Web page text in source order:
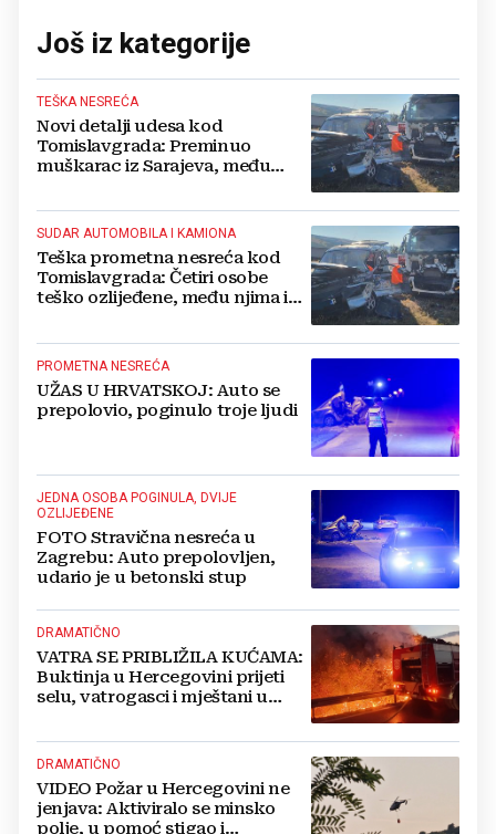
Još iz kategorije
TEŠKA NESREĆA
Novi detalji udesa kod
Tomislavgrada: Preminuo
muškarac iz Sarajeva, među
SUDAR AUTOMOBILA I KAMIONA
Teška prometna nesreća kod
Tomislavgrada: Četiri osobe
teško ozlijeđene, među njima i
PROMETNA NESREĆA
UŽAS U HRVATSKOJ: Auto se
prepolovio, poginulo troje ljudi
JEDNA OSOBA POGINULA, DVIJE
OZLIJEĐENE
FOTO Stravična nesreća u
Zagrebu: Auto prepolovljen,
udario je u betonski stup
DRAMATIČNO
VATRA SE PRIBLIŽILA KUĆAMA:
Buktinja u Hercegovini prijeti
selu, vatrogasci i mještani u
DRAMATIČNO
VIDEO Požar u Hercegovini ne
jenjava: Aktiviralo se minsko
polje, u pomoć stigao i